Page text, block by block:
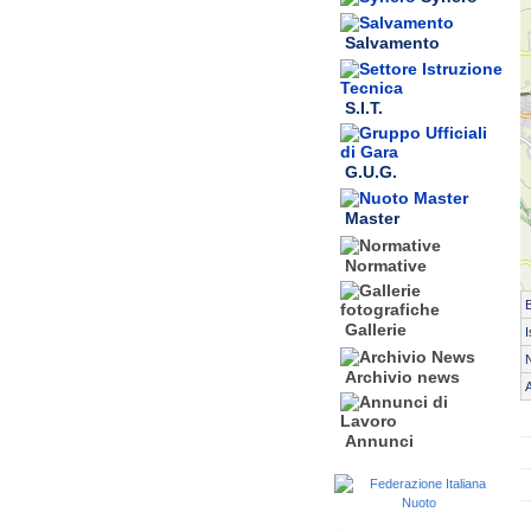
Salvamento
S.I.T.
G.U.G.
Master
Normative
Gallerie
Archivio news
Annunci